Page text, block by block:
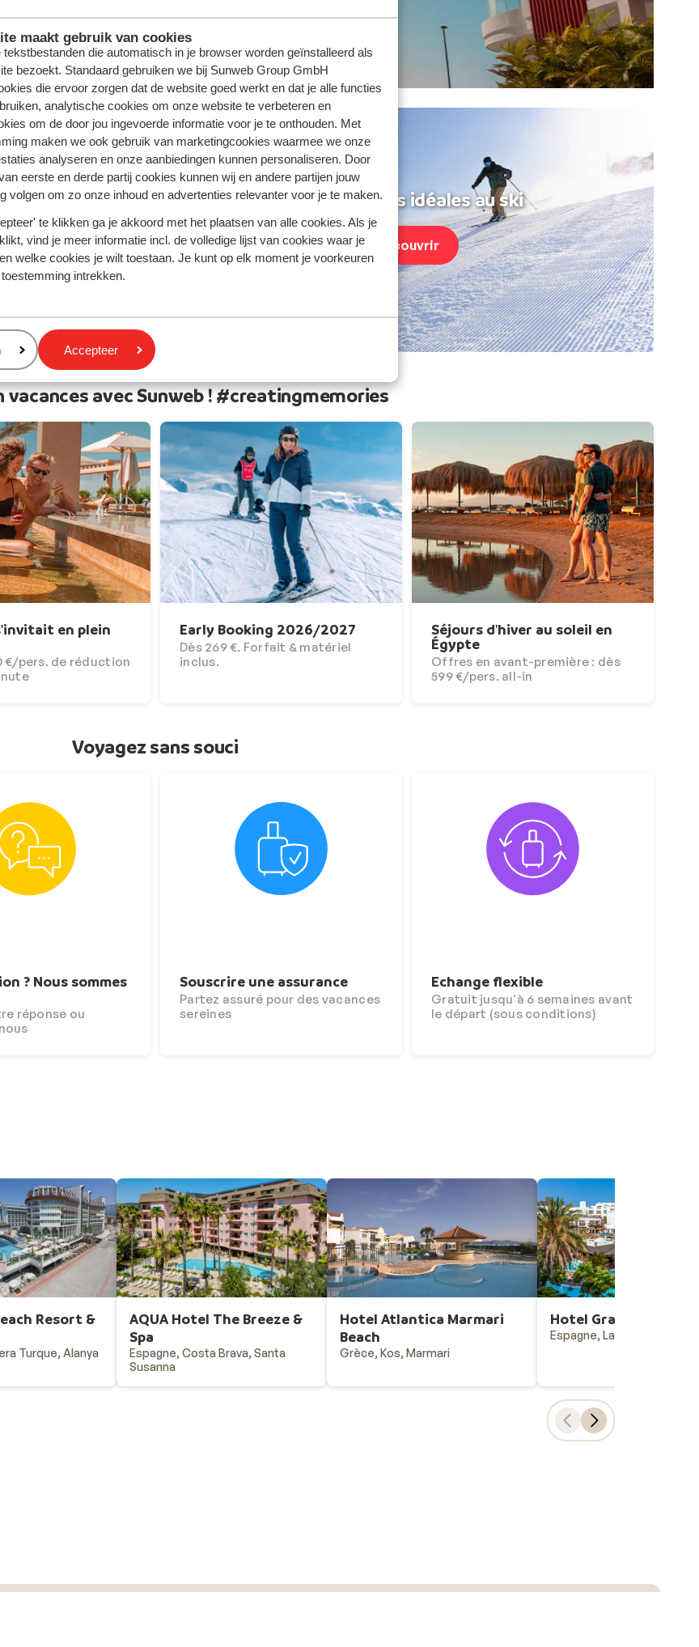
maakt gebruik van cookies
tekstbestanden die automatisch in je browser worden geïnstalleerd als
bezoekt. Standaard gebruiken we bij Sunweb Group GmbH
die ervoor zorgen dat de website goed werkt en dat je alle functies
analytische cookies om onze website te verbeteren en
om de door jou ingevoerde informatie voor je te onthouden. Met
maken we ook gebruik van marketingcookies waarmee we onze
analyseren en onze aanbiedingen kunnen personaliseren. Door
eerste en derde partij cookies kunnen wij en andere partijen jouw
volgen om zo onze inhoud en advertenties relevanter voor je te maken.
te klikken ga je akkoord met het plaatsen van alle cookies. Als je
vind je meer informatie incl. de volledige lijst van cookies waar je
welke cookies je wilt toestaan. Je kunt op elk moment je voorkeuren
intrekken.
Accepteer
Vos vacances idéales au ski
Découvrir
vacances avec Sunweb ! #creatingmemories
en plein
€/pers. de réduction
Early Booking 2026/2027
Dès 269 €. Forfait & matériel
inclus.
Séjours d'hiver au soleil en
Égypte
Offres en avant-première : dès
599 €/pers. all-in
Voyagez sans souci
? Nous sommes
réponse ou
Souscrire une assurance
Partez assuré pour des vacances
sereines
Echange flexible
Gratuit jusqu'à 6 semaines avant
le départ (sous conditions)
Resort &
Turque, Alanya
AQUA Hotel The Breeze &
Spa
Espagne, Costa Brava, Santa
Susanna
Hotel Atlantica Marmari
Beach
Grèce, Kos, Marmari
Hotel Gran Castillo
Espagne, Lanzarote, Playa